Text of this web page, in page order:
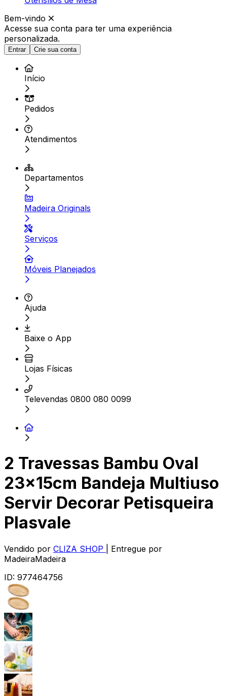
Bem-vindo
Acesse sua conta para ter uma experiência
personalizada.
Entrar Crie sua conta
Início
Pedidos
Atendimentos
Departamentos
Madeira Originals
Serviços
Móveis Planejados
Ajuda
Baixe o App
Lojas Físicas
Televendas 0800 080 0099
2 Travessas Bambu Oval
23x15cm Bandeja Multiuso
Servir Decorar Petisqueira
Plasvale
Vendido por CLIZA SHOP
| Entregue por
MadeiraMadeira
ID: 977464756